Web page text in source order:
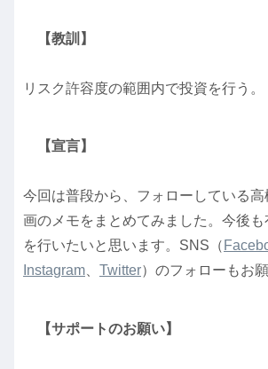
【教訓】
リスク許容度の範囲内で投資を行う。
【宣言】
今回は普段から、フォローしている
画のメモをまとめてみました。今後
を行いたいと思います。SNS（
Instagram
Twitter）のフォローもお
【サポートのお願い】